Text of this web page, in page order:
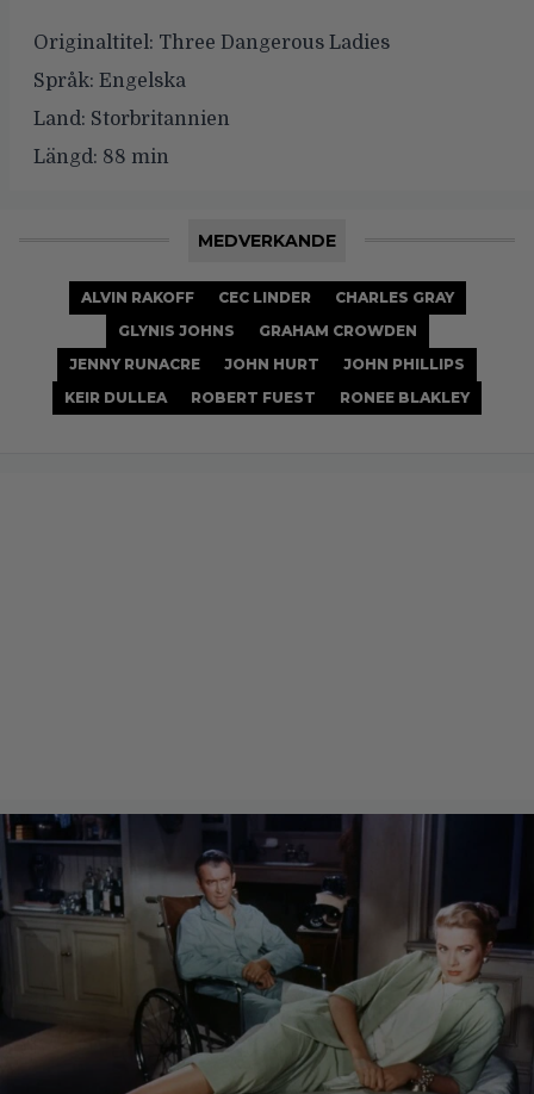
Originaltitel: Three Dangerous Ladies
Språk: Engelska
Land: Storbritannien
Längd: 88 min
MEDVERKANDE
ALVIN RAKOFF CEC LINDER
CHARLES GRAY
GLYNIS JOHNS
GRAHAM CROWDEN
JENNY RUNACRE
JOHN HURT
JOHN PHILLIPS
KEIR DULLEA
ROBERT FUEST RONEE BLAKLEY